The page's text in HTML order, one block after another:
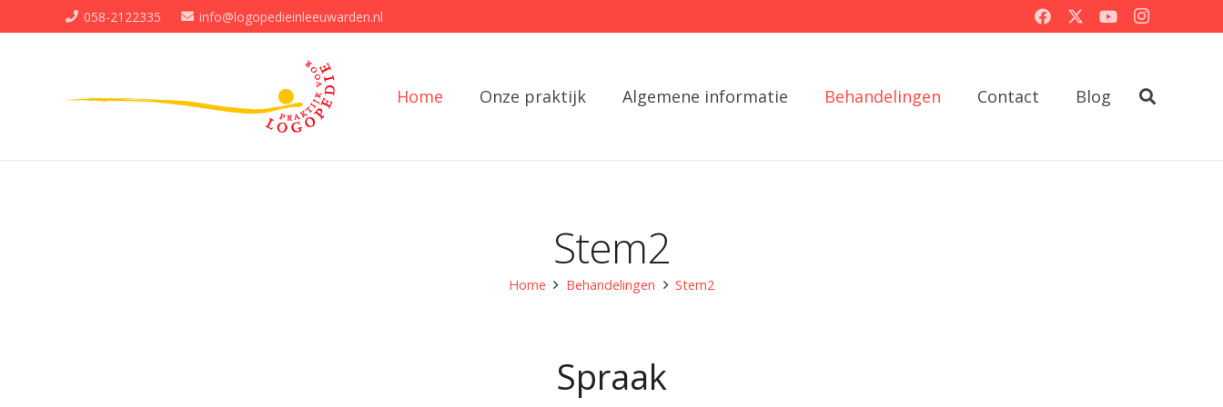
058-2122335 info@logopedieinleeuwarden.nl
Home Onze praktijk Algemene informatie Behandelingen Contact Blog
Stem2
Home Behandelingen Stem2
Spraak